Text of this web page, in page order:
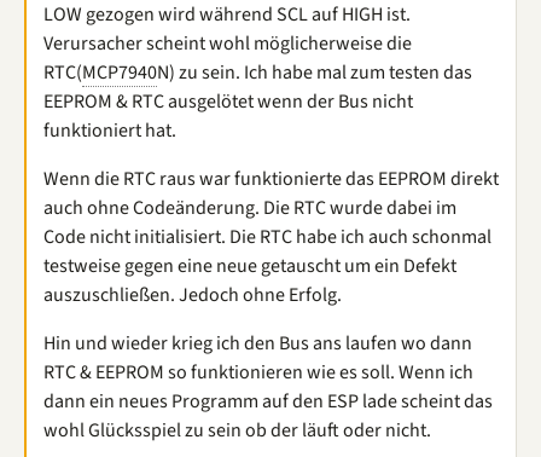
LOW gezogen wird während SCL auf HIGH ist.
Verursacher scheint wohl möglicherweise die
RTC(MCP7940N) zu sein. Ich habe mal zum testen das
EEPROM & RTC ausgelötet wenn der Bus nicht
funktioniert hat.
Wenn die RTC raus war funktionierte das EEPROM direkt
auch ohne Codeänderung. Die RTC wurde dabei im
Code nicht initialisiert. Die RTC habe ich auch schonmal
testweise gegen eine neue getauscht um ein Defekt
auszuschließen. Jedoch ohne Erfolg.
Hin und wieder krieg ich den Bus ans laufen wo dann
RTC & EEPROM so funktionieren wie es soll. Wenn ich
dann ein neues Programm auf den ESP lade scheint das
wohl Glücksspiel zu sein ob der läuft oder nicht.